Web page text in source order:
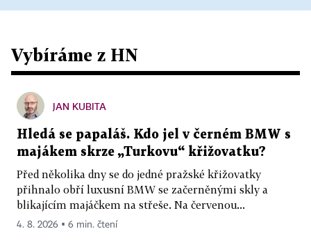
Vybíráme z HN
JAN KUBITA
Hledá se papaláš. Kdo jel v černém BMW s
majákem skrze „Turkovu“ křižovatku?
Před několika dny se do jedné pražské křižovatky
přihnalo obří luxusní BMW se začerněnými skly a
blikajícím majáčkem na střeše. Na červenou...
4. 8. 2026 ▪ 6 min. čtení